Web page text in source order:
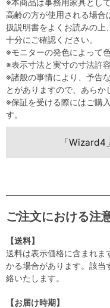
高齢の方が使用される場合
扱説明書をよくお読みの上
十分にご確認ください。
※モニターの発色によって
※表示寸法と実寸の寸法許
※諸般の事情により、予告
とがありますので、あらか
※保証を受ける際にはご購
す。
「Wizard4
ご注文における注
【送料】
送料は表示価格に含まれま
かる場合があります。該当
絡いたします。
【お届け時期】